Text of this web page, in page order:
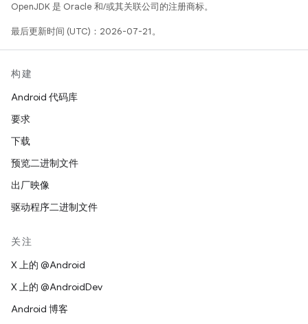
OpenJDK 是 Oracle 和/或其关联公司的注册商标。
最后更新时间 (UTC)：2026-07-21。
构建
Android 代码库
要求
下载
预览二进制文件
出厂映像
驱动程序二进制文件
关注
X 上的 @Android
X 上的 @AndroidDev
Android 博客